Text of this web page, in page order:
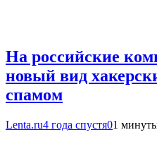
На российские
новый вид
спамом
Lenta.ru4 года спустя01